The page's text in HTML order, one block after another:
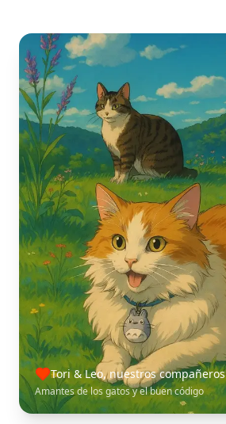
Tori & Leo, nuestros compañeros
Amantes de los gatos y el buen código